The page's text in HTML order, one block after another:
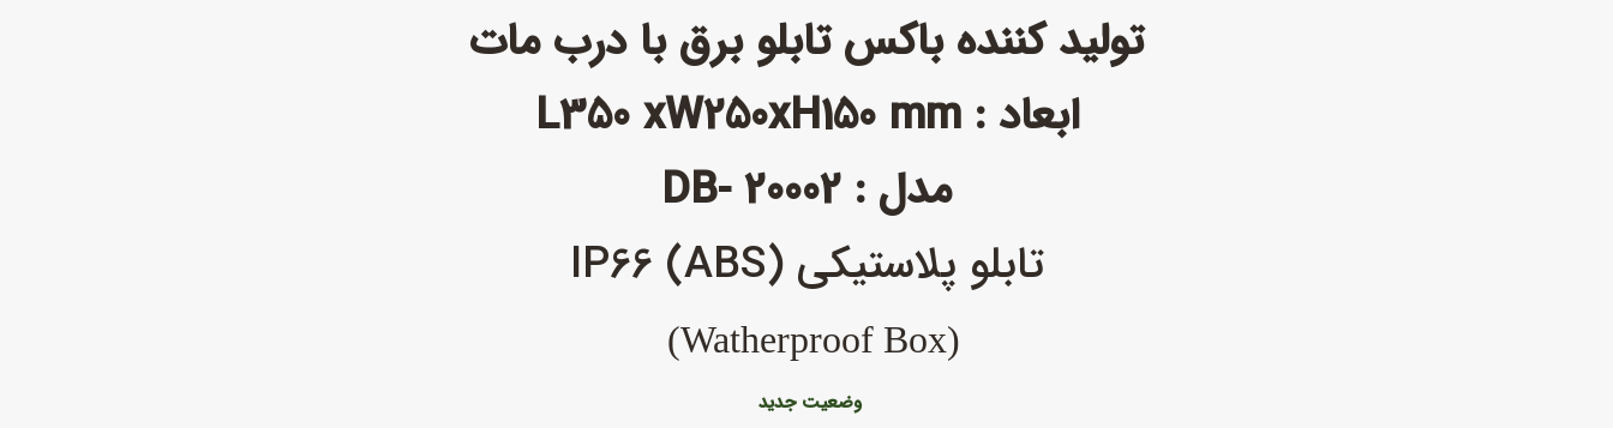
تولید کننده باکس تابلو برق با درب مات
ابعاد : L350 xW250xH150 mm
مدل : DB- 20002
تابلو پلاستیکی (ABS) IP66
(Watherproof Box)
وضعیت جدید